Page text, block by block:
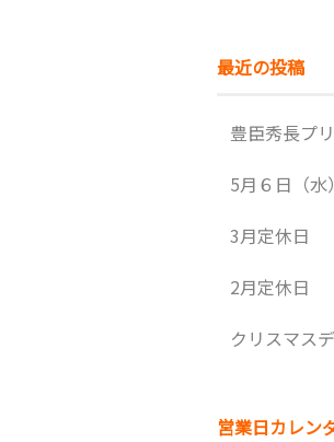
最近の投稿
豊臣秀長プ
5月６日（水）
3月定休日
2月定休日
クリスマス
営業日カレン